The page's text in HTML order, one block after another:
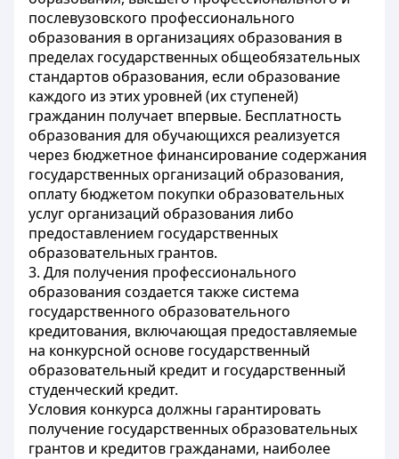
послевузовского профессионального
образования в организациях образования в
пределах государственных общеобязательных
стандартов образования, если образование
каждого из этих уровней (их ступеней)
гражданин получает впервые. Бесплатность
образования для обучающихся реализуется
через бюджетное финансирование содержания
государственных организаций образования,
оплату бюджетом покупки образовательных
услуг организаций образования либо
предоставлением государственных
образовательных грантов.
3. Для получения профессионального
образования создается также система
государственного образовательного
кредитования, включающая предоставляемые
на конкурсной основе государственный
образовательный кредит и государственный
студенческий кредит.
Условия конкурса должны гарантировать
получение государственных образовательных
грантов и кредитов гражданами, наиболее